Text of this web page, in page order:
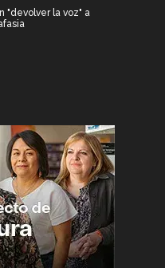
"devolver la voz" a